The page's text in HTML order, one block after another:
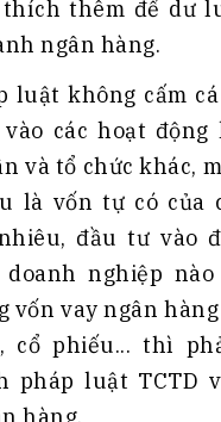
thêm để dư
ngân hàng.
luật không cấm
các hoạt
và tổ chức khác,
là vốn tự có của
đầu tư vào
nghiệp nào
vốn vay ngân hàng
cổ phiếu... thì
pháp luật TCTD